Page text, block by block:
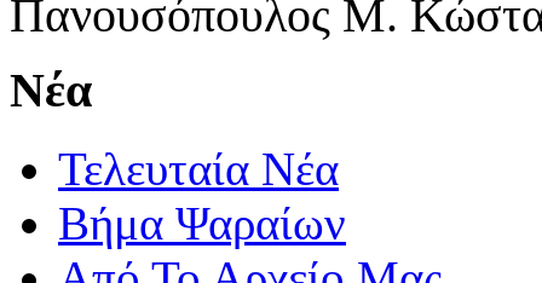
Πανουσόπουλος Μ.
Νέα
Τελευταία Νέα
Βήμα Ψαραίων